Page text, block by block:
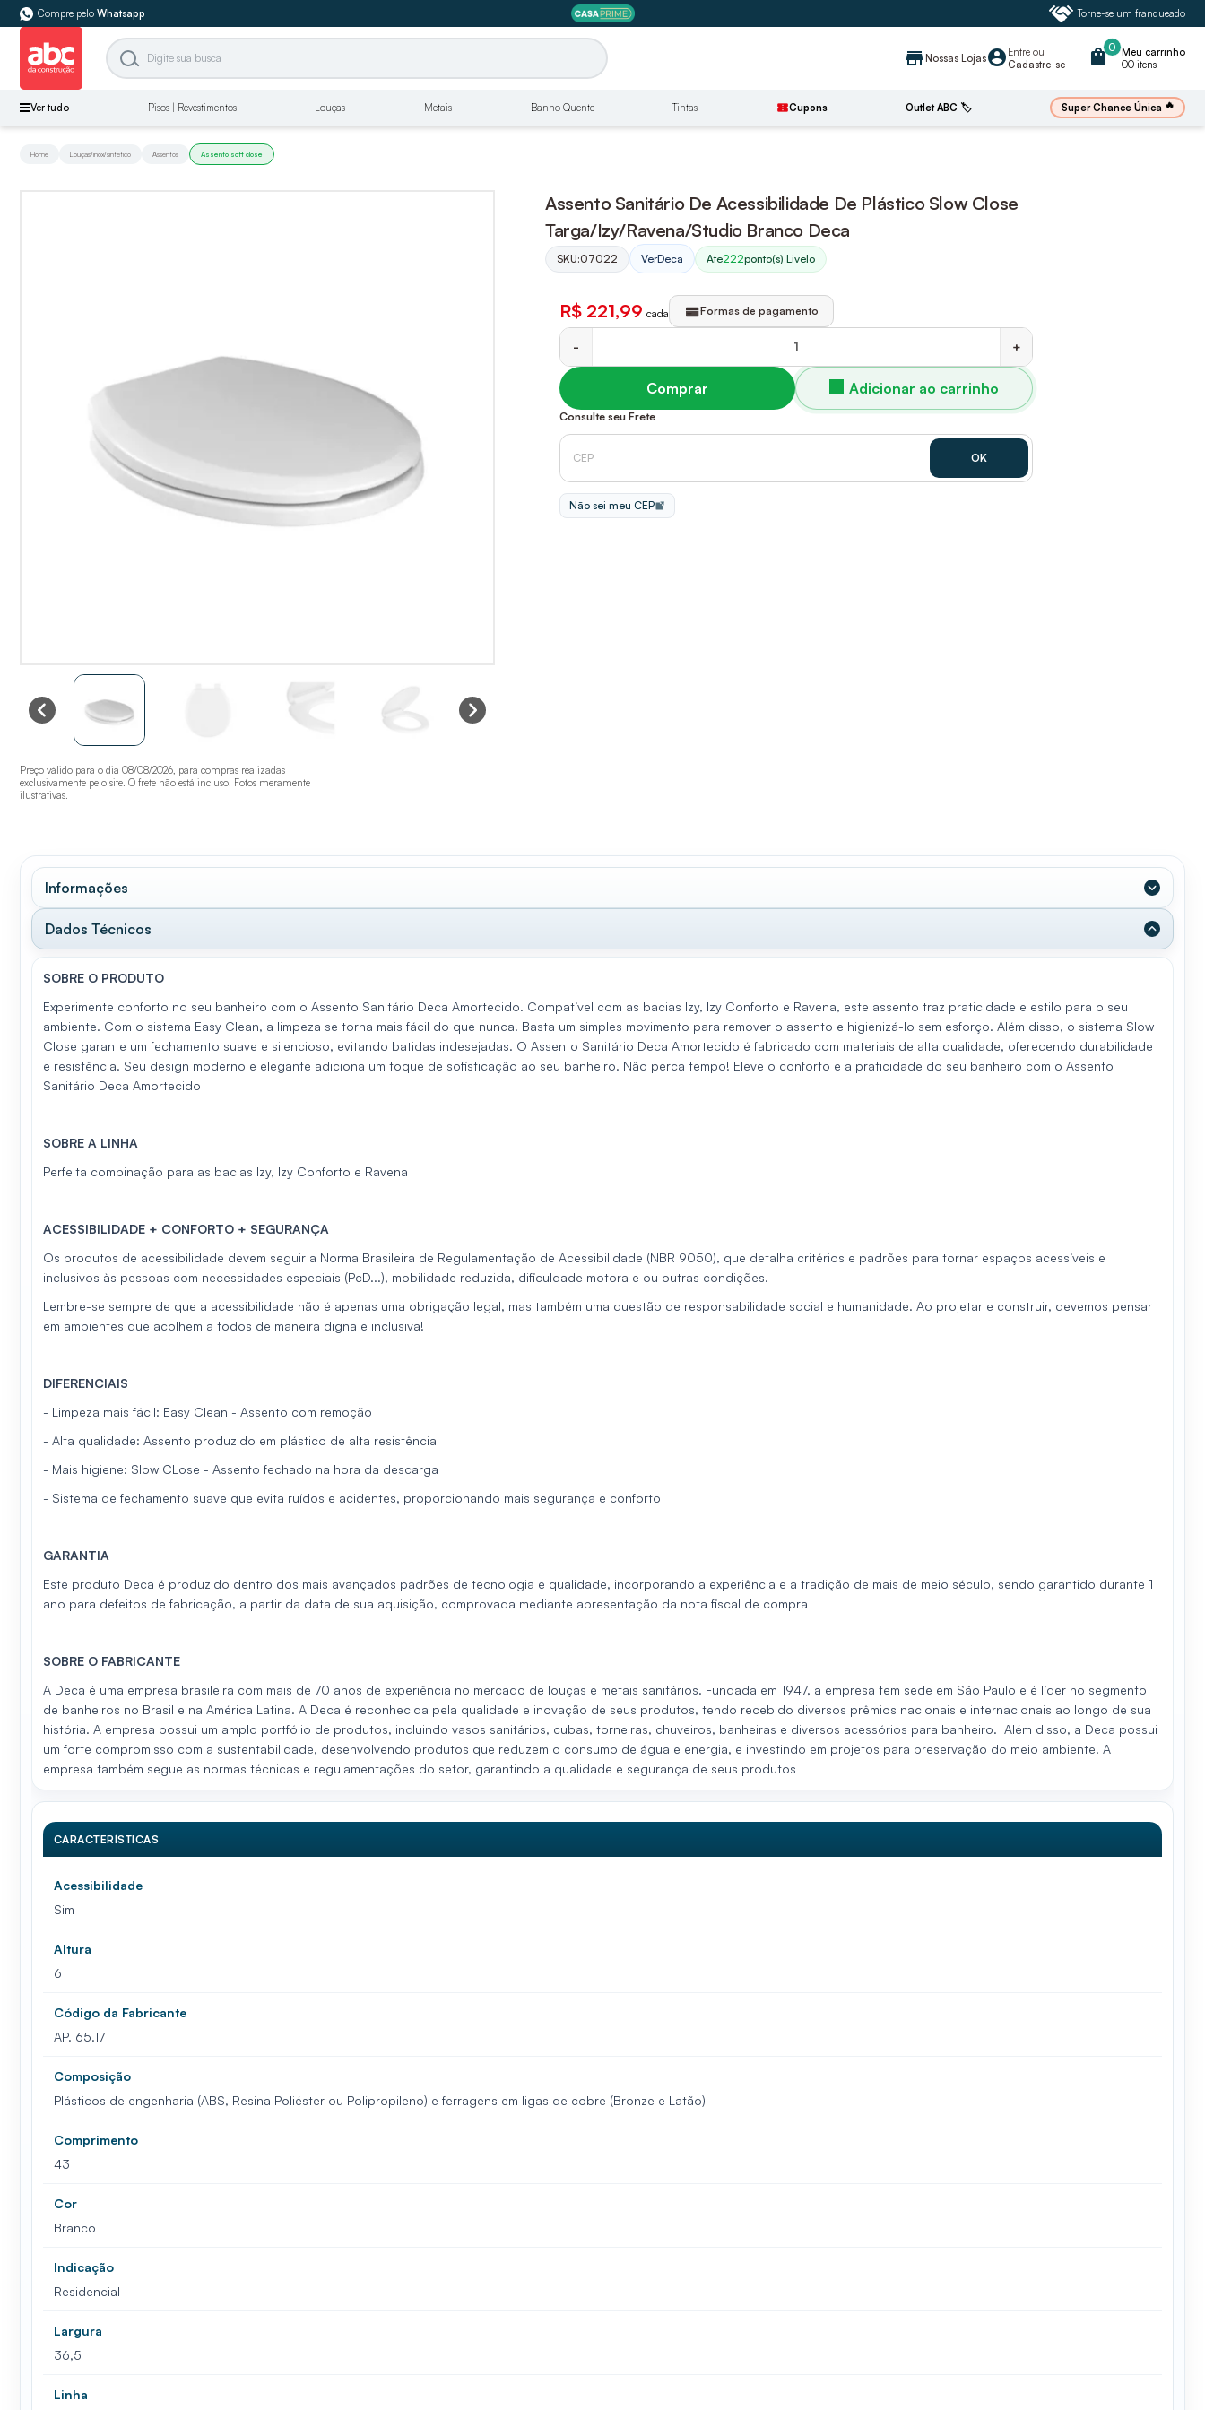
Compre pelo Whatsapp Torne-se um franqueado
store Nossas Lojasaccount_circle Entre ou
Cadastre-se
0
shopping_bag
Meu carrinho
00 itens
Ver tudo Pisos | Revestimentos Louças Metais Banho Quente Tintas confirmation_numberCupons Outlet ABC 🏷️ Super Chance Única 🔥
Home Louças/inox/sintetico Assentos Assento soft close
Assento Sanitário De Acessibilidade De Plástico Slow Close
Targa/Izy/Ravena/Studio Branco Deca
SKU:07022 VerDeca Até222ponto(s) Livelo
Preço válido para o dia 08/08/2026, para compras realizadas
exclusivamente pelo site. O frete não está incluso. Fotos meramente
ilustrativas.
R$ 221,99 cada Formas de pagamento
- +
Comprar Adicionar ao carrinho
Consulte seu Frete
Não sei meu CEP
Informações
Dados Técnicos
SOBRE O PRODUTO
Experimente conforto no seu banheiro com o Assento Sanitário Deca Amortecido. Compatível com as bacias Izy, Izy Conforto e Ravena, este assento traz praticidade e estilo para o seu
ambiente. Com o sistema Easy Clean, a limpeza se torna mais fácil do que nunca. Basta um simples movimento para remover o assento e higienizá-lo sem esforço. Além disso, o sistema Slow
Close garante um fechamento suave e silencioso, evitando batidas indesejadas. O Assento Sanitário Deca Amortecido é fabricado com materiais de alta qualidade, oferecendo durabilidade
e resistência. Seu design moderno e elegante adiciona um toque de sofisticação ao seu banheiro. Não perca tempo! Eleve o conforto e a praticidade do seu banheiro com o Assento
Sanitário Deca Amortecido
SOBRE A LINHA
Perfeita combinação para as bacias Izy, Izy Conforto e Ravena
ACESSIBILIDADE + CONFORTO + SEGURANÇA
Os produtos de acessibilidade devem seguir a Norma Brasileira de Regulamentação de Acessibilidade (NBR 9050), que detalha critérios e padrões para tornar espaços acessíveis e
inclusivos às pessoas com necessidades especiais (PcD...), mobilidade reduzida, dificuldade motora e ou outras condições.
Lembre-se sempre de que a acessibilidade não é apenas uma obrigação legal, mas também uma questão de responsabilidade social e humanidade. Ao projetar e construir, devemos pensar
em ambientes que acolhem a todos de maneira digna e inclusiva!
DIFERENCIAIS
- Limpeza mais fácil: Easy Clean - Assento com remoção
- Alta qualidade: Assento produzido em plástico de alta resistência
- Mais higiene: Slow CLose - Assento fechado na hora da descarga
- Sistema de fechamento suave que evita ruídos e acidentes, proporcionando mais segurança e conforto
GARANTIA
Este produto Deca é produzido dentro dos mais avançados padrões de tecnologia e qualidade, incorporando a experiência e a tradição de mais de meio século, sendo garantido durante 1
ano para defeitos de fabricação, a partir da data de sua aquisição, comprovada mediante apresentação da nota fiscal de compra
SOBRE O FABRICANTE
A Deca é uma empresa brasileira com mais de 70 anos de experiência no mercado de louças e metais sanitários. Fundada em 1947, a empresa tem sede em São Paulo e é líder no segmento
de banheiros no Brasil e na América Latina. A Deca é reconhecida pela qualidade e inovação de seus produtos, tendo recebido diversos prêmios nacionais e internacionais ao longo de sua
história. A empresa possui um amplo portfólio de produtos, incluindo vasos sanitários, cubas, torneiras, chuveiros, banheiras e diversos acessórios para banheiro. Além disso, a Deca possui
um forte compromisso com a sustentabilidade, desenvolvendo produtos que reduzem o consumo de água e energia, e investindo em projetos para preservação do meio ambiente. A
empresa também segue as normas técnicas e regulamentações do setor, garantindo a qualidade e segurança de seus produtos
CARACTERÍSTICAS
Acessibilidade
Sim
Altura
6
Código da Fabricante
AP.165.17
Composição
Plásticos de engenharia (ABS, Resina Poliéster ou Polipropileno) e ferragens em ligas de cobre (Bronze e Latão)
Comprimento
43
Cor
Branco
Indicação
Residencial
Largura
36,5
Linha